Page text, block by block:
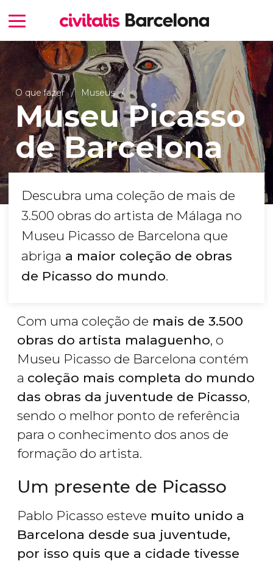
O que fazer Museus
Museu Picasso
de Barcelona
Descubra uma coleção de mais de
3.500 obras do artista de Málaga no
Museu Picasso de Barcelona que
abriga a maior coleção de obras
de Picasso do mundo.
Com uma coleção de mais de 3.500
obras do artista malaguenho, o
Museu Picasso de Barcelona contém
a coleção mais completa do mundo
das obras da juventude de Picasso,
sendo o melhor ponto de referência
para o conhecimento dos anos de
formação do artista.
Um presente de Picasso
Pablo Picasso esteve muito unido a
Barcelona desde sua juventude,
por isso quis que a cidade tivesse